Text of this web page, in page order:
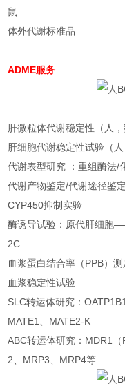
鼠
体外代谢标准品
ADME服务
肝微粒体代谢稳定性（人
肝细胞代谢稳定性试验（
代谢表型研究 ：重组酶法/
代谢产物鉴定/代谢途径鉴
CYP450抑制实验
酶诱导试验：原代肝细胞
2C
血浆蛋白结合率（PPB）
血浆稳定性试验
SLC转运体研究：
MATE1、MATE2-K
ABC转运体研究：MDR1
2、MRP3、MRP4等